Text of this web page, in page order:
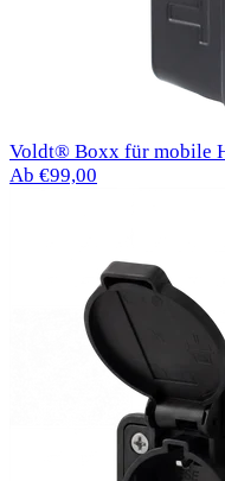
Voldt® Boxx für mobile
Ab €99,00